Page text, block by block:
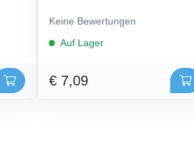
Keine Bewertungen
Auf Lager
€ 7,09